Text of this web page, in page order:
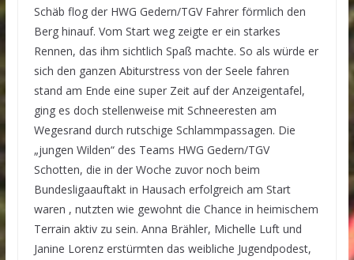
Schäb flog der HWG Gedern/TGV Fahrer förmlich den
Berg hinauf. Vom Start weg zeigte er ein starkes
Rennen, das ihm sichtlich Spaß machte. So als würde er
sich den ganzen Abiturstress von der Seele fahren
stand am Ende eine super Zeit auf der Anzeigentafel,
ging es doch stellenweise mit Schneeresten am
Wegesrand durch rutschige Schlammpassagen. Die
„jungen Wilden“ des Teams HWG Gedern/TGV
Schotten, die in der Woche zuvor noch beim
Bundesligaauftakt in Hausach erfolgreich am Start
waren , nutzten wie gewohnt die Chance in heimischem
Terrain aktiv zu sein. Anna Brähler, Michelle Luft und
Janine Lorenz erstürmten das weibliche Jugendpodest,